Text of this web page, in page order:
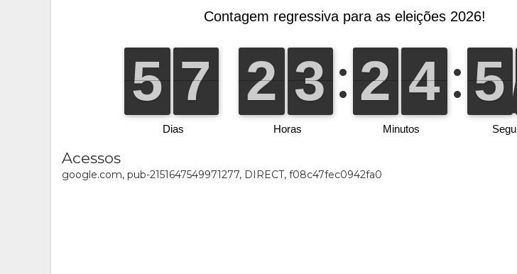
Acessos
google.com, pub-2151647549971277, DIRECT, f08c47fec0942fa0